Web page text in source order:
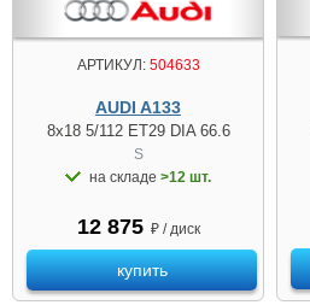
АРТИКУЛ:504633
AUDI A133
8x18 5/112 ET29 DIA 66.6
S
на складе >12 шт.
12 875 ₽ / диск
купить